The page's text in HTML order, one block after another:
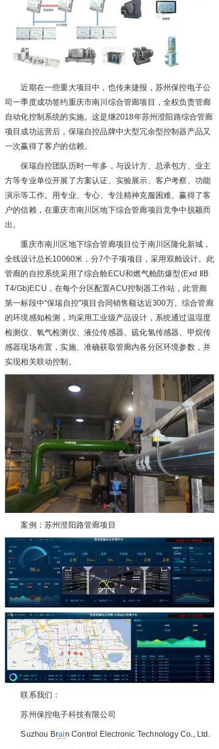
近期在一些重大项目中，也传来捷报，苏州保控电子公
司一季度成功签约重庆市南川综合管廊项目，全权负责管廊
自动化控制系统的实施。这是继2018年苏州澄阳路综合管廊
项目成功运营后，保瑞自控品牌中大型冗余型控制器产品又
一次赢得了客户的信赖。
保瑞自控团队历时一年多，与设计方、总承包方、业主
方等专业单位开展了方案认证、实验展示、客户考察、功能
演示等工作。用专业、专心、专注精神克服困难、赢得了客
户的信赖，在重庆市南川区地下综合管廊项目竞争中脱颖而
出。
重庆市南川区地下综合管廊项目位于南川区隆化新城，
全线设计总长10060米，分7个子项项目，采用双舱设计。此
管廊的自控系统采用了综合舱ECU和燃气舱防爆型(Exd ⅡB
T4/Gb)ECU，在每个分区配置ACU控制器工作站，此管廊
第一标段中“保瑞自控”项目合同销售额达近300万。综合管廊
的环境感知检测，均采用工业级产品设计，系统通过温湿度
检测仪、氧气检测仪、液位传感器、硫化氢传感器、甲烷传
感器现场布置，实施、准确获取管廊内各分区环境参数，并
实现相关联动控制。
案例：苏州澄阳路管廊项目
联系我们：
苏州保控电子科技有限公司
Suzhou Brain Control Electronic Technology Co., Ltd.